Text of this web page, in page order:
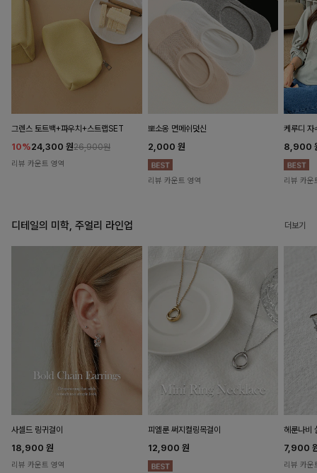
그렌스 토트백+파우치+스트랩SET
10%24,300 원26,900원
리뷰 카운트 영역
뽀소옹 면메쉬덧신
2,000 원
리뷰 카운트 영역
케루디 자
8,900
리뷰 카운
디테일의 미학, 주얼리 라인업 더보기
사셀드 링귀걸이
18,900 원
리뷰 카운트 영역
피엘룬 써지컬링목걸이
12,900 원
헤룬나비
7,900
리뷰 카운